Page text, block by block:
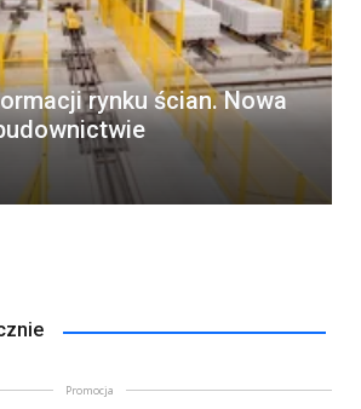
rynku ścian. Nowa
Promocja